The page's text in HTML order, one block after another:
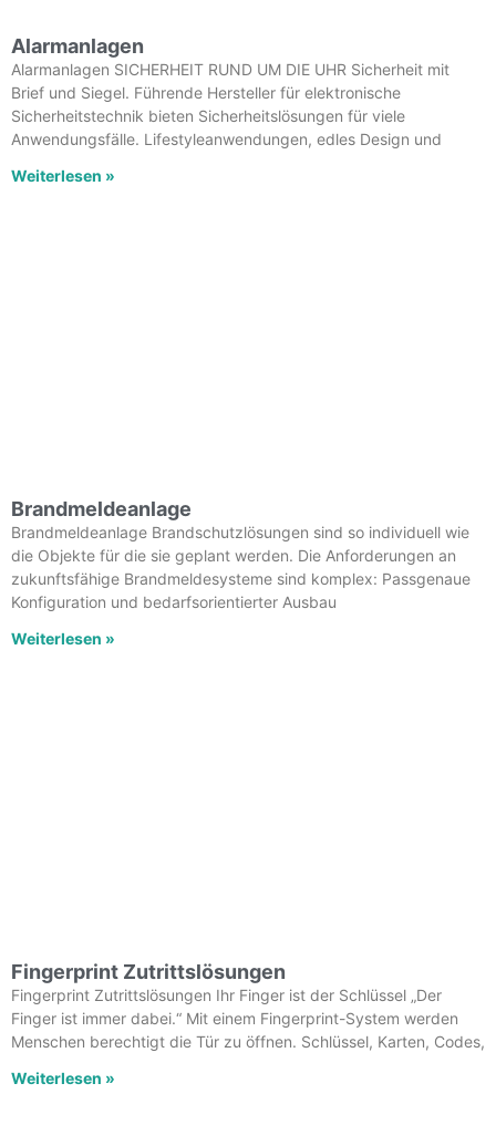
Alarmanlagen
Alarmanlagen SICHERHEIT RUND UM DIE UHR Sicherheit mit
Brief und Siegel. Führende Hersteller für elektronische
Sicherheitstechnik bieten Sicherheitslösungen für viele
Anwendungsfälle. Lifestyleanwendungen, edles Design und
Weiterlesen »
Brandmeldeanlage
Brandmeldeanlage Brandschutzlösungen sind so individuell wie
die Objekte für die sie geplant werden. Die Anforderungen an
zukunftsfähige Brandmeldesysteme sind komplex: Passgenaue
Konfiguration und bedarfsorientierter Ausbau
Weiterlesen »
Fingerprint Zutrittslösungen
Fingerprint Zutrittslösungen Ihr Finger ist der Schlüssel „Der
Finger ist immer dabei.“ Mit einem Fingerprint-System werden
Menschen berechtigt die Tür zu öffnen. Schlüssel, Karten, Codes,
Weiterlesen »